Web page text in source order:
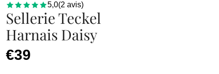
5,0(2 avis)
Sellerie Teckel
Harnais Daisy
€39